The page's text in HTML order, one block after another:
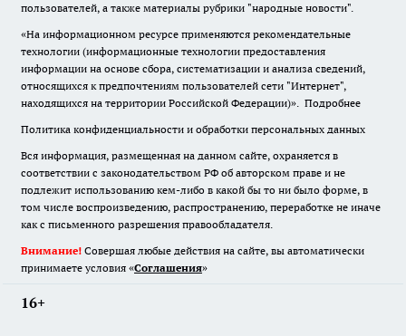
пользователей, а также материалы рубрики "народные новости".
«На информационном ресурсе применяются рекомендательные
технологии (информационные технологии предоставления
информации на основе сбора, систематизации и анализа сведений,
относящихся к предпочтениям пользователей сети "Интернет",
находящихся на территории Российской Федерации)». Подробнее
Политика конфиденциальности и обработки персональных данных
Вся информация, размещенная на данном сайте, охраняется в
соответствии с законодательством РФ об авторском праве и не
подлежит использованию кем-либо в какой бы то ни было форме, в
том числе воспроизведению, распространению, переработке не иначе
как с письменного разрешения правообладателя.
Внимание! Совершая любые действия на сайте, вы автоматически
принимаете условия «Cоглашения»
16+